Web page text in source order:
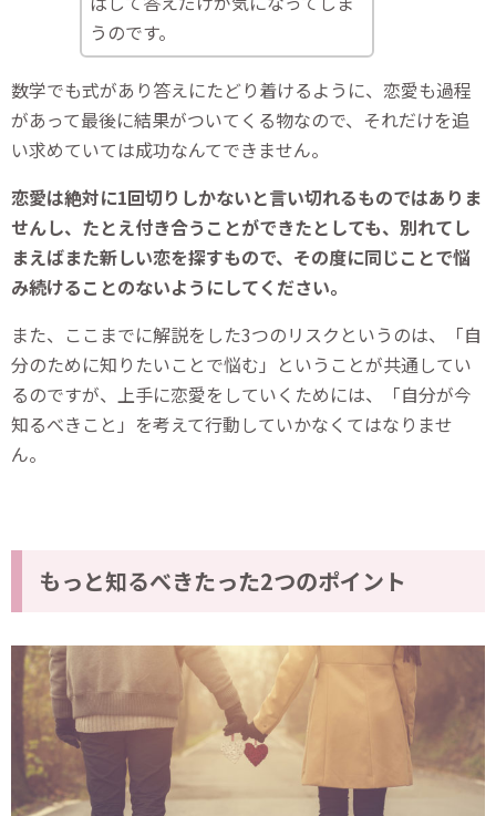
うのです。
数学でも式があり答えにたどり着けるように、恋愛も過程
があって最後に結果がついてくる物なので、それだけを追
い求めていては成功なんてできません。
恋愛は絶対に1回切りしかないと言い切れるものではありま
せんし、たとえ付き合うことができたとしても、別れてし
まえばまた新しい恋を探すもので、その度に同じことで悩
み続けることのないようにしてください。
また、ここまでに解説をした3つのリスクというのは、「自
分のために知りたいことで悩む」ということが共通してい
るのですが、上手に恋愛をしていくためには、「自分が今
知るべきこと」を考えて行動していかなくてはなりませ
ん。
もっと知るべきたった2つのポイント